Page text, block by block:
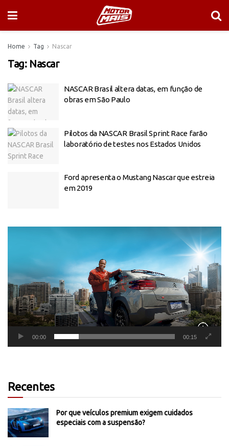
Home Tag Nascar
Tag: Nascar
NASCAR Brasil altera datas, em função de
obras em São Paulo
Pilotos da NASCAR Brasil Sprint Race farão
laboratório de testes nos Estados Unidos
Ford apresenta o Mustang Nascar que estreia
em 2019
00:00 00:15
Recentes
Por que veículos premium exigem cuidados
especiais com a suspensão?